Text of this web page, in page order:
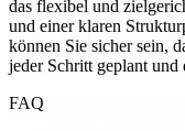
das flexibel und
und einer klaren
können Sie sicher sein,
jeder Schritt geplant und
FAQ